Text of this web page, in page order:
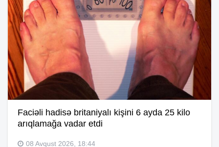
Faciəli hadisə britaniyalı kişini 6 ayda 25 kilo
arıqlamağa vadar etdi
08 Avqust 2026, 18:44